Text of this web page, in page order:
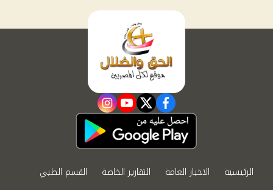
facebook
twitter
youtube
instagram
الرئيسية الاخبار العامة التقارير الخاصة
القسم الطبي